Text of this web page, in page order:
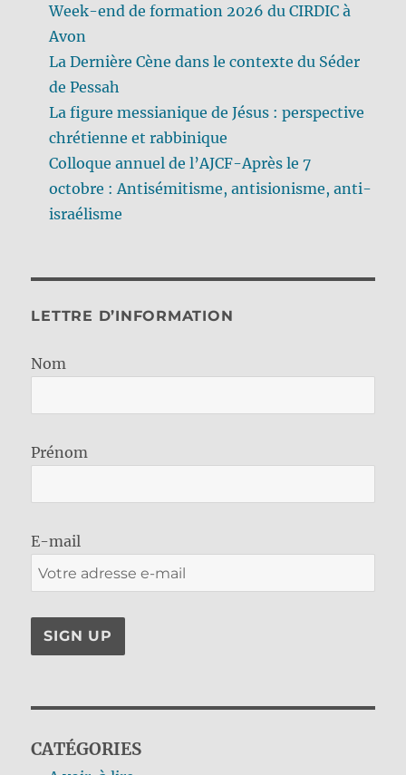
Week-end de formation 2026 du CIRDIC à
Avon
La Dernière Cène dans le contexte du Séder
de Pessah
La figure messianique de Jésus : perspective
chrétienne et rabbinique
Colloque annuel de l’AJCF-Après le 7
octobre : Antisémitisme, antisionisme, anti-
israélisme
LETTRE D’INFORMATION
Nom
Prénom
E-mail
CATÉGORIES